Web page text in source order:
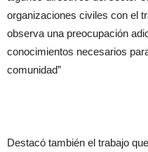
organizaciones civiles con el
observa una preocupación
conocimientos necesarios
comunidad”
Destacó también el trabajo